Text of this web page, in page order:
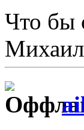
Что бы